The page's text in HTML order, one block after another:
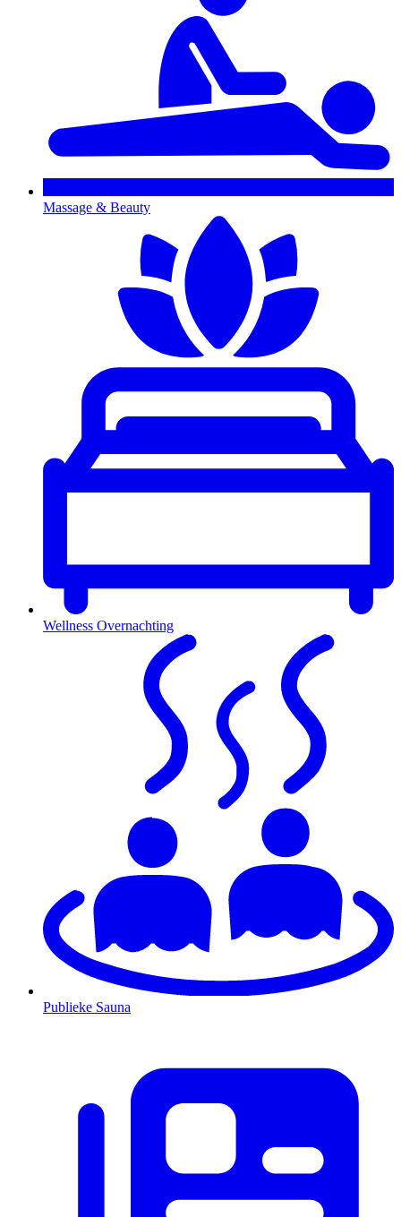
Massage & Beauty
Wellness Overnachting
Publieke Sauna